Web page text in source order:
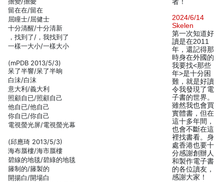
留在在/留在
屈瞳士/屈健士
十分清醒/十分清新
，找到了/，我找到了
一樣一大小/一樣大小
(mPDB 2013/5/3)
呆了半響/呆了半晌
白沬/白沫
意大利/義大利
照顧自已/照顧自己
他自已/他自己
你自已/你自己
電視螢光屏/電視螢光幕
(邱應琦 2013/5/3)
海布蜃樓/海市蜃樓
碧線的地毯/碧綠的地毯
籐制的/籐製的
開揚白/開場白
2024/6/14
Skelen
第一次知道好
讀是在2011
年，還記得那
時身在外國的
我要找<那些
年>是十分困
難，就是好讀
令我發現了電
子書的世界。
雖然我也會買
實體書，但在
這十多年間，
也會不斷在這
裡找書看。身
處香港也要十
分感謝創辦人
和製作電子書
的各位讀友，
感謝大家！